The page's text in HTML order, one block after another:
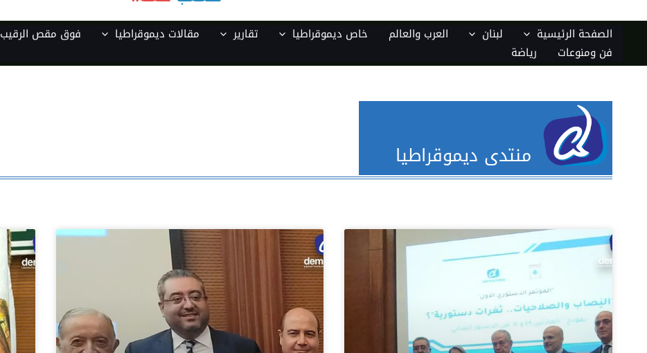
الصفحة الرئيسية لبنان العرب والعالم خاص ديموقراطيا تقارير مقالات ديموقراطيا فوق مقص الرقيب
فن ومنوعات
رياضة
منتدى ديموقراطيا